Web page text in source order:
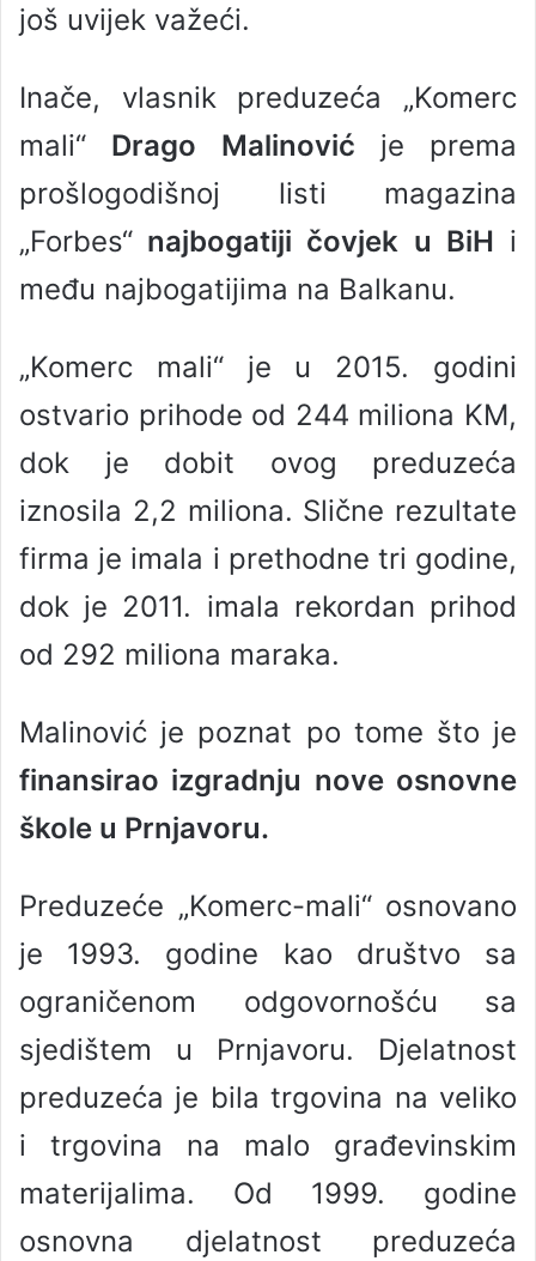
još uvijek važeći.
Inače, vlasnik preduzeća „Komerc
mali“ Drago Malinović je prema
prošlogodišnoj listi magazina
„Forbes“ najbogatiji čovjek u BiH i
među najbogatijima na Balkanu.
„Komerc mali“ je u 2015. godini
ostvario prihode od 244 miliona KM,
dok je dobit ovog preduzeća
iznosila 2,2 miliona. Slične rezultate
firma je imala i prethodne tri godine,
dok je 2011. imala rekordan prihod
od 292 miliona maraka.
Malinović je poznat po tome što je
finansirao izgradnju nove osnovne
škole u Prnjavoru.
Preduzeće „Komerc-mali“ osnovano
je 1993. godine kao društvo sa
ograničenom odgovornošću sa
sjedištem u Prnjavoru. Djelatnost
preduzeća je bila trgovina na veliko
i trgovina na malo građevinskim
materijalima. Od 1999. godine
osnovna djelatnost preduzeća